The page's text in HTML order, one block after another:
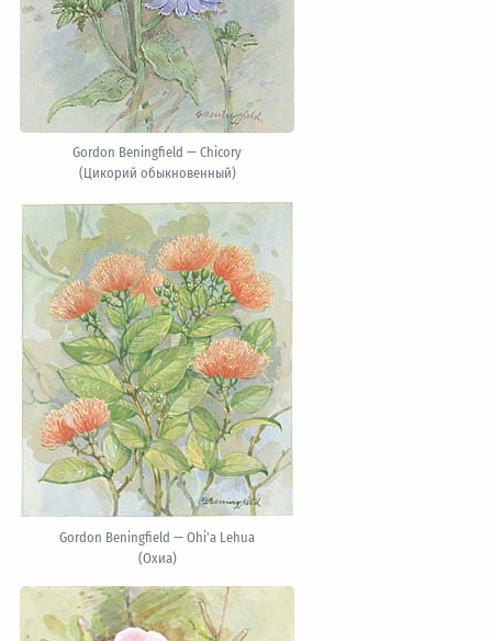
Gordon Beningfield — Chicory
(Цикорий обыкновенный)
Gordon Beningfield — Ohi'a Lehua
(Охиа)